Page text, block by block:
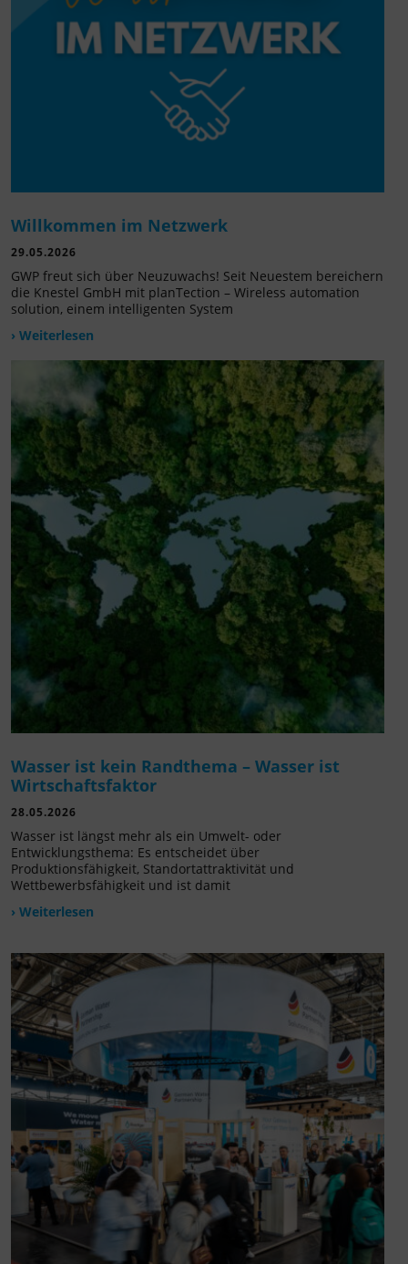
Willkommen im Netzwerk
29.05.2026
GWP freut sich über Neuzuwachs! Seit Neuestem bereichern
die Knestel GmbH mit planTection – Wireless automation
solution, einem intelligenten System
› Weiterlesen
Wasser ist kein Randthema – Wasser ist
Wirtschaftsfaktor
28.05.2026
Wasser ist längst mehr als ein Umwelt- oder
Entwicklungsthema: Es entscheidet über
Produktionsfähigkeit, Standortattraktivität und
Wettbewerbsfähigkeit und ist damit
› Weiterlesen